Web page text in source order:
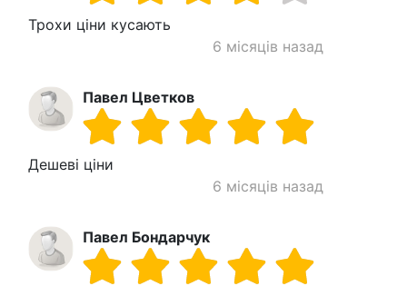
Трохи ціни кусають
6 місяців назад
Павел Цветков
Дешеві ціни
6 місяців назад
Павел Бондарчук